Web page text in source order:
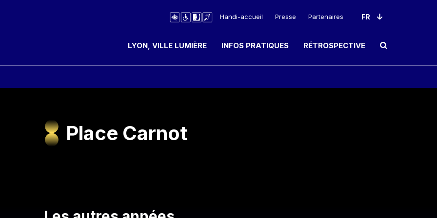
Handi-accueil Presse Partenaires
LYON, VILLE LUMIÈRE INFOS PRATIQUES RÉTROSPECTIVE Ouvrir le champ de
Place Carnot